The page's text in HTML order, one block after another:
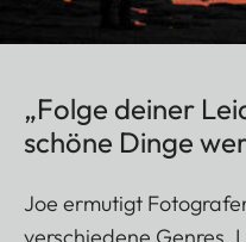
„Folge deiner
schöne Dinge
Joe ermutigt